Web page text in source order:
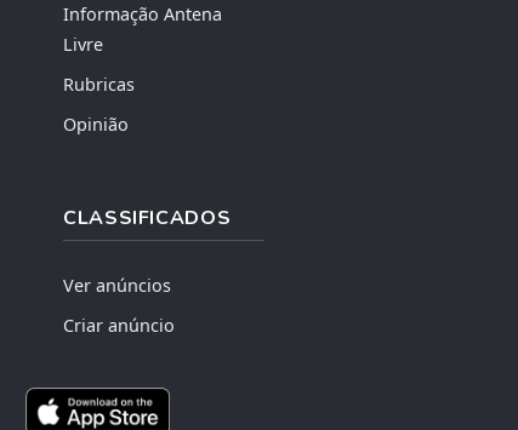
Informação Antena
Livre
Rubricas
Opinião
CLASSIFICADOS
Ver anúncios
Criar anúncio